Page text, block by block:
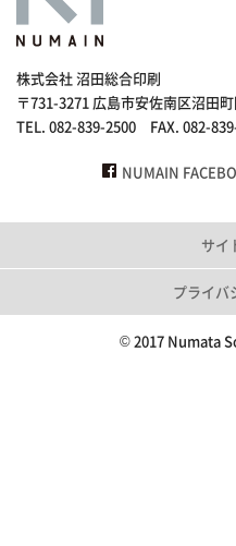
株式会社 沼田総合印刷
〒731-3271 広島市安佐南区沼田
TEL. 082-839-2500 FAX. 082-
NUMAIN
サイ
プライバ
© 2017 Numata